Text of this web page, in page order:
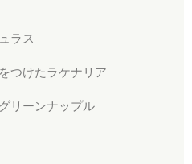
ラス
つけたラケナリア
リーンナップル